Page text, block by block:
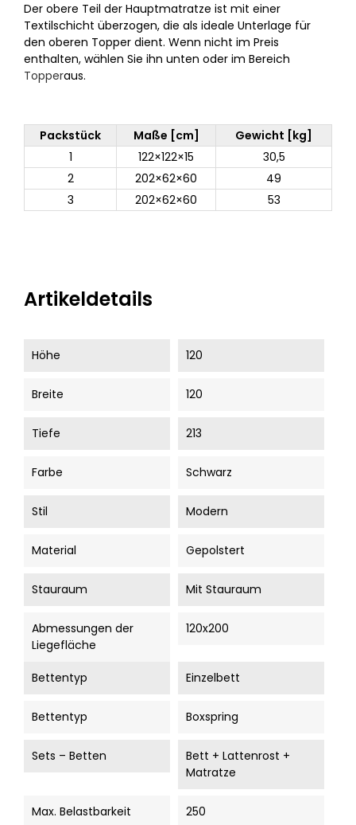
Der obere Teil der Hauptmatratze ist mit einer
Textilschicht überzogen, die als ideale Unterlage für
den oberen Topper dient. Wenn nicht im Preis
enthalten, wählen Sie ihn unten oder im Bereich
Topperaus.
Packstück Maße [cm]
Gewicht [kg]
1
122×122×15
30,5
2
202×62×60
49
3
202×62×60 53
Artikeldetails
Höhe 120
Breite 120
Tiefe 213
Farbe Schwarz
Stil Modern
Material Gepolstert
Stauraum Mit Stauraum
Abmessungen der
Liegefläche
120x200
Bettentyp Einzelbett
Bettentyp Boxspring
Sets – Betten
Bett + Lattenrost +
Matratze
Max. Belastbarkeit 250